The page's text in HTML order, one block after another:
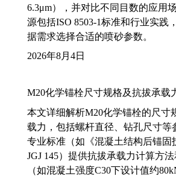
6.3μm），并对比不同目数的应用
源包括ISO 8503-1标准和行业实践
据需求选择合适的喷砂参数。
2026年8月4日
M20化学锚栓尺寸规格及抗拔承载
本文详细解析M20化学锚栓的尺寸
载力，包括螺杆直径、钻孔尺寸等
专业标准（如《混凝土结构后锚固
JGJ 145）提供抗拔承载力计算方
（如混凝土强度C30下设计值约